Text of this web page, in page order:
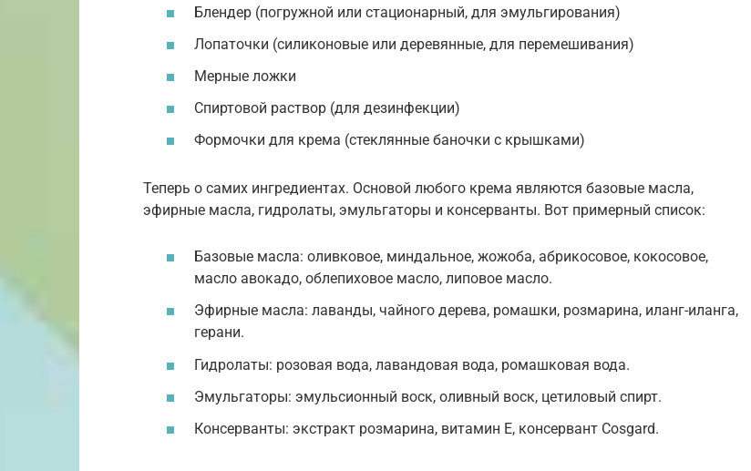
Блендер (погружной или стационарный, для эмульгирования)
Лопаточки (силиконовые или деревянные, для перемешивания)
Мерные ложки
Спиртовой раствор (для дезинфекции)
Формочки для крема (стеклянные баночки с крышками)
Теперь о самих ингредиентах. Основой любого крема являются базовые масла,
эфирные масла, гидролаты, эмульгаторы и консерванты. Вот примерный список:
Базовые масла: оливковое, миндальное, жожоба, абрикосовое, кокосовое,
масло авокадо, облепиховое масло, липовое масло.
Эфирные масла: лаванды, чайного дерева, ромашки, розмарина, иланг-иланга,
герани.
Гидролаты: розовая вода, лавандовая вода, ромашковая вода.
Эмульгаторы: эмульсионный воск, оливный воск, цетиловый спирт.
Консерванты: экстракт розмарина, витамин Е, консервант Cosgard.